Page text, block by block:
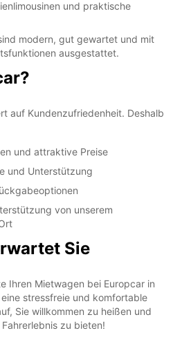
und praktische
modern, gut gewartet und mit
ausgestattet.
auf Kundenzufriedenheit. Deshalb
und attraktive Preise
und Unterstützung
von unserem
Sie
Ihren Mietwagen bei Europcar in
stressfreie und komfortable
Sie willkommen zu heißen und
zu bieten!